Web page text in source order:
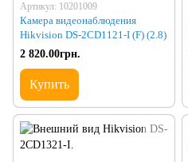
Артикул: 10201009
Камера видеонаблюдения
Hikvision DS-2CD1121-I (F) (2.8)
2 820.00грн.
Купить